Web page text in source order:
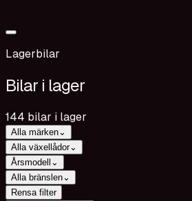
Lagerbilar
Bilar i lager
144 bilar i lager
Alla märken⌄
Alla växellådor⌄
Årsmodell ⌄
Alla bränslen⌄
Rensa filter